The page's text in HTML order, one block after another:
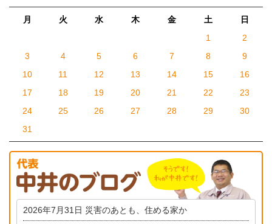
月 火 水 木 金 土
日
1
2
3
4 5 6 7 8
9
10
11 12 13 14 15
16
17
18 19 20 21 22
23
24
25 26 27 28 29
30
31
2026年7月31日 災害のあとも、住める家か